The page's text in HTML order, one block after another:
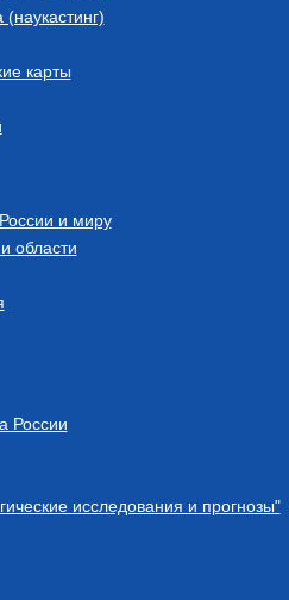
карты
и миру
области
России
исследования и прогнозы"